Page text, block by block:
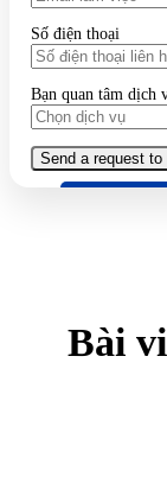
Số điện thoại
Bạn quan tâm dịch
Bài